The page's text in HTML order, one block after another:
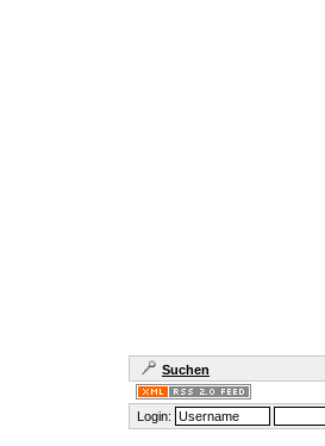
Suchen
Login: